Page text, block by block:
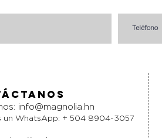
info@magnolia.hn
un WhatsApp: + 504 8904-3057